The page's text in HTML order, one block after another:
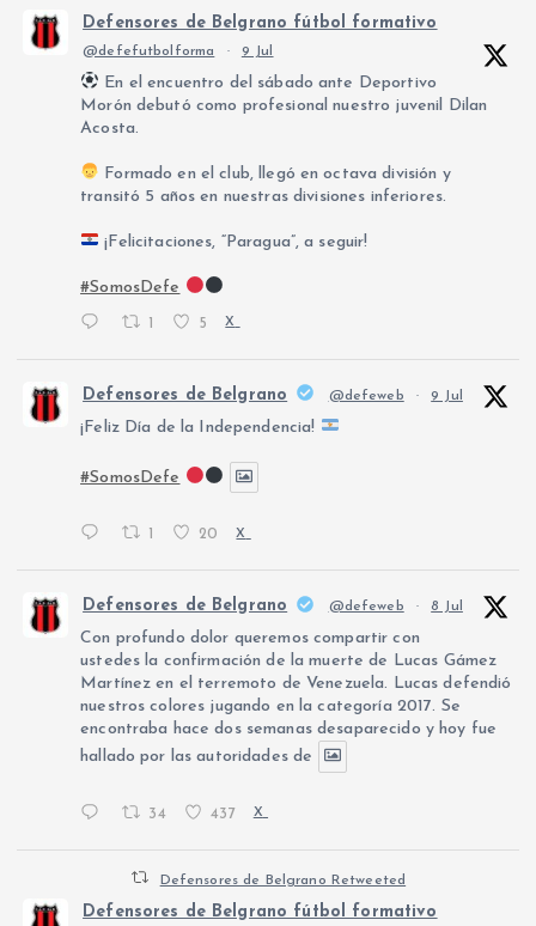
Defensores de Belgrano fútbol formativo
@defefutbolforma · 9 Jul
En el encuentro del sábado ante Deportivo
Morón debutó como profesional nuestro juvenil Dilan
Acosta.
Formado en el club, llegó en octava división y
transitó 5 años en nuestras divisiones inferiores.
¡Felicitaciones, “Paragua”, a seguir!
#SomosDefe
1 5 X
Defensores de Belgrano @defeweb · 9 Jul
¡Feliz Día de la Independencia!
#SomosDefe
20 X
Defensores de Belgrano @defeweb · 8 Jul
Con profundo dolor queremos compartir con
ustedes la confirmación de la muerte de Lucas Gámez
Martínez en el terremoto de Venezuela. Lucas defendió
nuestros colores jugando en la categoría 2017. Se
encontraba hace dos semanas desaparecido y hoy fue
hallado por las autoridades de
34 437 X
Defensores de Belgrano Retweeted
Defensores de Belgrano fútbol formativo